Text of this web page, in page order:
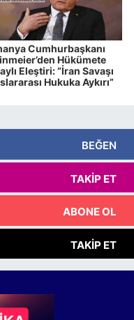
Cumhurbaşkanı
Hükümete
Eleştiri: “İran Savaşı
Hukuka Aykırı”
BEĞEN
TAKIP ET
ABONE OL
TAKIP ET